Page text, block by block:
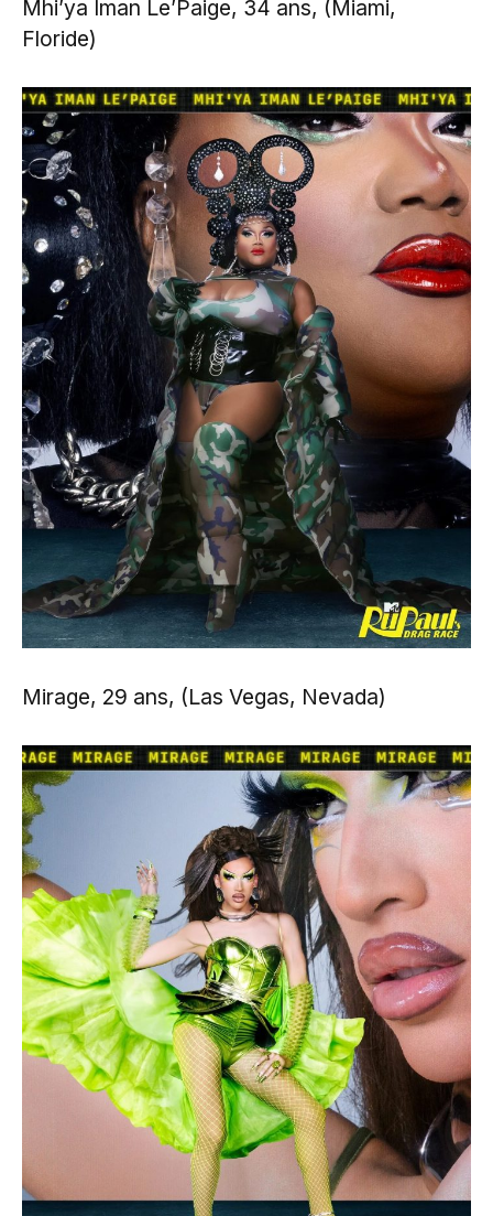
Mhi’ya Iman Le’Paige, 34 ans, (Miami,
Floride)
Mirage, 29 ans, (Las Vegas, Nevada)